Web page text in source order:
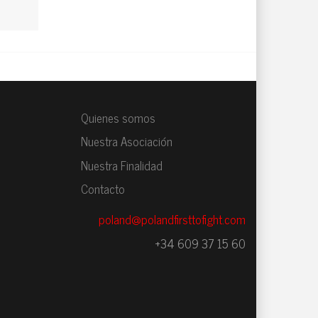
Quienes somos
Nuestra Asociación
Nuestra Finalidad
Contacto
poland@polandfirsttofight.com
+34 609 37 15 60